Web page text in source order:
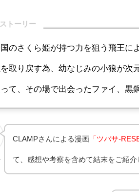
ストーリー
のさくら姫が持つ力を狙う飛王に
取り戻す為、幼なじみの小狼が次
て、その場で出会ったファイ、黒
CLAMPさんによる漫画「ツバサ-
て、感想や考察を含めて結末をご紹介